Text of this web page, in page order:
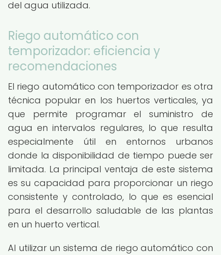
del agua utilizada.
Riego automático con
temporizador: eficiencia y
recomendaciones
El riego automático con temporizador es otra
técnica popular en los huertos verticales, ya
que permite programar el suministro de
agua en intervalos regulares, lo que resulta
especialmente útil en entornos urbanos
donde la disponibilidad de tiempo puede ser
limitada. La principal ventaja de este sistema
es su capacidad para proporcionar un riego
consistente y controlado, lo que es esencial
para el desarrollo saludable de las plantas
en un huerto vertical.
Al utilizar un sistema de riego automático con